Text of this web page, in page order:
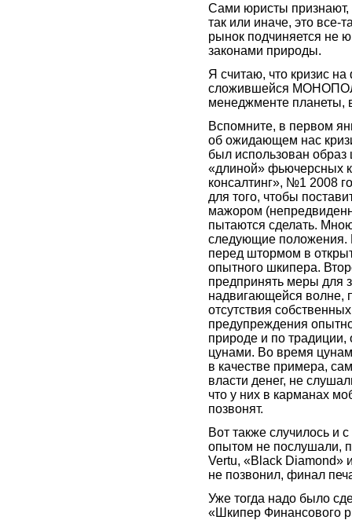
Сами юристы признают,
так или иначе, это все-
рынок подчиняется не
законами природы.
Я считаю, что кризис
сложившейся
менеджменте планеты,
Вспомните, в первом
об ожидающем нас
был использован образ
«длиной» фьючерсных
консалтинг», №1 2008
для того, чтобы
мажором
пытаются сделать.
следующие положения.
перед штормом в
опытного шкипера.
предпринять меры для
надвигающейся волне,
отсутствия
предупреждения
природе и по традиции,
цунами. Во время
в качестве примера,
власти денег, не
что у них в карманах
позвонят.
Вот также случилось и
опытом не послушали,
Vertu, «Black Diamond»
не позвонил, финал
Уже тогда надо было
«Шкипер Финансового